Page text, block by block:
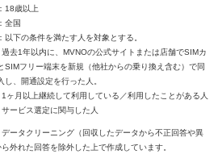
18歳以上
全国
以下の条件を満たす人を対象とする。
過去1年以内に、MVNOの公式サイトまたは店舗でSIMカ
SIMフリー端末を新規（他社からの乗り換え含む）で同
し、開通設定を行った人。
1ヶ月以上継続して利用している／利用したことがある人
サービス選定に関与した人
ータクリーニング（回収したデータから不正回答や異
外れた回答を除外した上で作成しています。